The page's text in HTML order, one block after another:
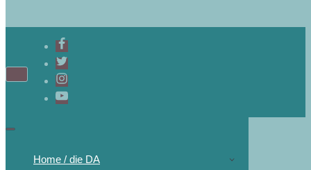
Home / die DA